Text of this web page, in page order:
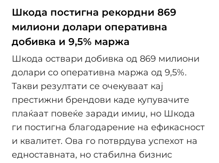
Шкода постигна рекордни 869
милиони долари оперативна
добивка и 9,5% маржа
Шкода оствари добивка од 869 милиони
долари со оперативна маржа од 9,5%.
Такви резултати се очекуваат кај
престижни брендови каде купувачите
плаќаат повеќе заради имиџ, но Шкода
ги постигна благодарение на ефикасност
и квалитет. Ова го потврдува успехот на
едноставната, но стабилна бизнис